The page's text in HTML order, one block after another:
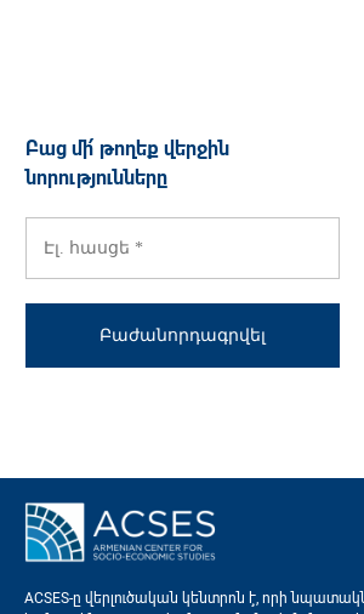
Բաց մի՛ թողեք վերջին
նորությունները
ACSES-ը վերլուծական կենտրոն է, որի